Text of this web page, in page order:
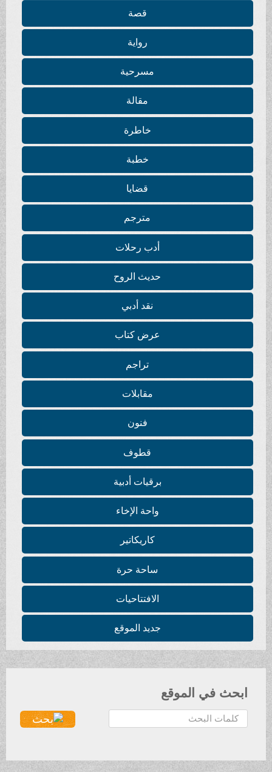
مسرحية
أدب رحلات
حديث الروح
عرض كتاب
برقيات أدبية
واحة الإخاء
كاريكاتير
ساحة حرة
الافتتاحيات
جديد الموقع
في الموقع